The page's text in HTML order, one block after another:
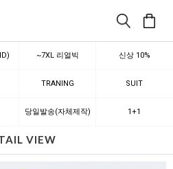
~7XL 리얼빅 신상 10%
TRANING SUIT
당일발송(자체제작) 1+1
VIEW